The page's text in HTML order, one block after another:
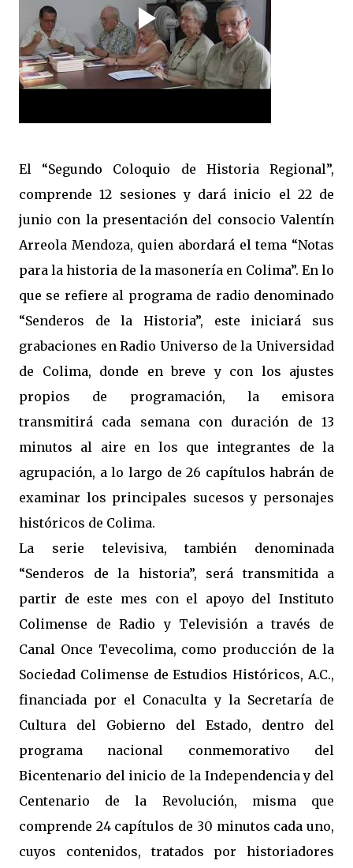
El “Segundo Coloquio de Historia Regional”,
comprende 12 sesiones y dará inicio el 22 de
junio con la presentación del consocio Valentín
Arreola Mendoza, quien abordará el tema “Notas
para la historia de la masonería en Colima”. En lo
que se refiere al programa de radio denominado
“Senderos de la Historia”, este iniciará sus
grabaciones en Radio Universo de la Universidad
de Colima, donde en breve y con los ajustes
propios de programación, la emisora
transmitirá cada semana con duración de 13
minutos al aire en los que integrantes de la
agrupación, a lo largo de 26 capítulos habrán de
examinar los principales sucesos y personajes
históricos de Colima.
La serie televisiva, también denominada
“Senderos de la historia”, será transmitida a
partir de este mes con el apoyo del Instituto
Colimense de Radio y Televisión a través de
Canal Once Tevecolima, como producción de la
Sociedad Colimense de Estudios Históricos, A.C.,
financiada por el Conaculta y la Secretaría de
Cultura del Gobierno del Estado, dentro del
programa nacional conmemorativo del
Bicentenario del inicio de la Independencia y del
Centenario de la Revolución, misma que
comprende 24 capítulos de 30 minutos cada uno,
cuyos contenidos, tratados por historiadores